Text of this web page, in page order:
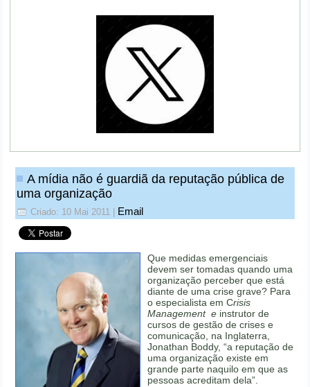
A mídia não é guardiã da reputação pública de
uma organização
Criado: 10 Mai 2011 Email
Que medidas emergenciais
devem ser tomadas quando uma
organização perceber que está
diante de uma crise grave? Para
o especialista em Crisis
Management e instrutor de
cursos de gestão de crises e
comunicação, na Inglaterra,
Jonathan Boddy, “a reputação de
uma organização existe em
grande parte naquilo em que as
pessoas acreditam dela”.